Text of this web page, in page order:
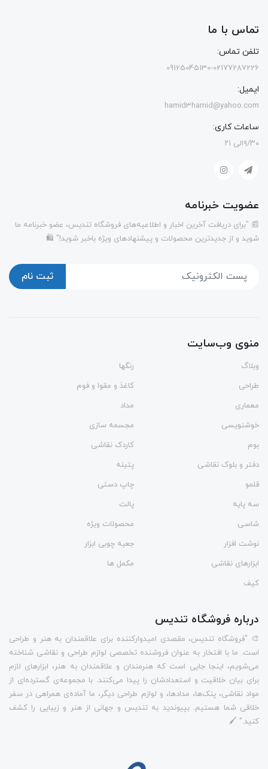
تماس با ما
تلفن تماس:
09125045130-02177287226
ایمیل:
hamid3hamid@yahoo.com
ساعات کاری:
۹/۳۰الی ۲۱
عضویت خبرنامه
📰 "برای دریافت آخرین اخبار و اطلاعیه‌های فروشگاه تندیس، عضو خبرنامه ما
شوید و از جدیدترین محصولات و پیشنهادهای ویژه باخبر شوید!" 🛍️
ثبت نام
منوی وب‌سایت
وبلاگ
رنگها
طراحی
کاغذ و مقوا و فوم
معماری
مداد
خوشنویسی
مجسمه سازی
بوم
کاردک نقاشی
دفتر و بلوک نقاشی
پتینه
قلمو
چاپ دستی
سه پایه
پالت
شاسی
محصولات ویژه
نوشت افزار
جعبه چوبی ابزار
ابزارهای نقاشی
مکمل ها
کیف
درباره فروشگاه تندیس
🎨 "فروشگاه تندیس، مقصدی امیدوارکننده برای علاقمندان به هنر و طراحی
است. ما با افتخار به عنوان فروشنده تخصصی لوازم طراحی و نقاشی شناخته
می‌شویم، اینجا جایی است که هنرمندان و علاقمندان به هنر، ابزارهای لازم
برای بیان خلاقیت و استعدادشان را پیدا می‌کنند. با مجموعه‌ی گسترده‌ای از
مواد نقاشی، پنک‌ها، مدادها، و لوازم طراحی دیگر، ما آماده‌ی همراهی در سفر
خلاقی شما هستیم. بپیوندید به تندیس و جهانی از هنر و زیبایی را کشف
کنید." 🖌️